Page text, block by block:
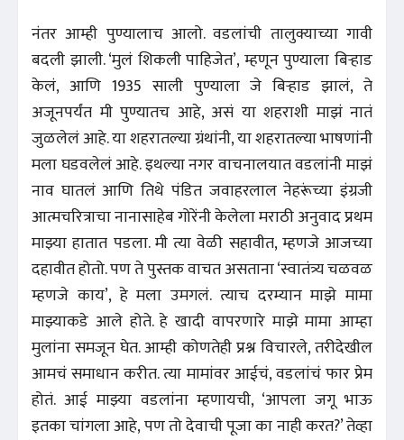
नंतर आम्ही पुण्यालाच आलो. वडलांची तालुक्याच्या गावी
बदली झाली. ‘मुलं शिकली पाहिजेत’, म्हणून पुण्याला बिऱ्हाड
केलं, आणि 1935 साली पुण्याला जे बिऱ्हाड झालं, ते
अजूनपर्यंत मी पुण्यातच आहे, असं या शहराशी माझं नातं
जुळलेलं आहे. या शहरातल्या ग्रंथांनी, या शहरातल्या भाषणांनी
मला घडवलेलं आहे. इथल्या नगर वाचनालयात वडलांनी माझं
नाव घातलं आणि तिथे पंडित जवाहरलाल नेहरूंच्या इंग्रजी
आत्मचरित्राचा नानासाहेब गोरेंनी केलेला मराठी अनुवाद प्रथम
माझ्या हातात पडला. मी त्या वेळी सहावीत, म्हणजे आजच्या
दहावीत होतो. पण ते पुस्तक वाचत असताना ‘स्वातंत्र्य चळवळ
म्हणजे काय’, हे मला उमगलं. त्याच दरम्यान माझे मामा
माझ्याकडे आले होते. हे खादी वापरणारे माझे मामा आम्हा
मुलांना समजून घेत. आम्ही कोणतेही प्रश्न विचारले, तरीदेखील
आमचं समाधान करीत. त्या मामांवर आईचं, वडलांचं फार प्रेम
होतं. आई माझ्या वडलांना म्हणायची, ‘आपला जगू भाऊ
इतका चांगला आहे, पण तो देवाची पूजा का नाही करत?’ तेव्हा